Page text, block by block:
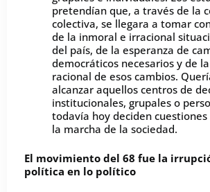
pretendían que, a través de la
colectiva, se llegara a tomar
de la inmoral e irracional
del país, de la esperanza de
democráticos necesarios y de
racional de esos cambios.
alcanzar aquellos centros de
institucionales, grupales o
todavía hoy deciden
la marcha de la sociedad.
El movimiento del 68 fue la
política en lo político